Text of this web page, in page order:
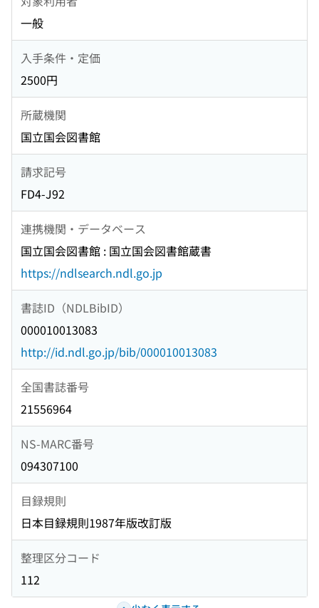
一般
入手条件・定価
2500円
所蔵機関
国立国会図書館
請求記号
FD4-J92
連携機関・データベース
国立国会図書館 : 国立国会図書館蔵書
https://ndlsearch.ndl.go.jp
書誌ID（NDLBibID）
000010013083
http://id.ndl.go.jp/bib/000010013083
全国書誌番号
21556964
NS-MARC番号
094307100
目録規則
日本目録規則1987年版改訂版
整理区分コード
112